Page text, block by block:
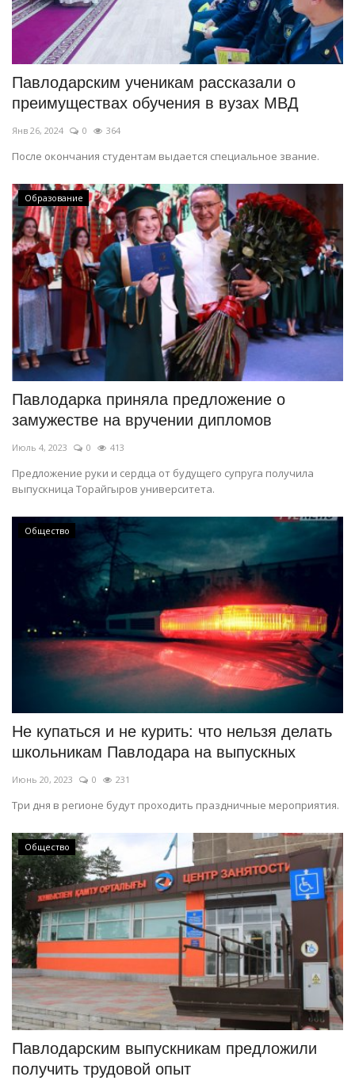
Павлодарским ученикам рассказали о
преимуществах обучения в вузах МВД
Янв 26, 2024 0 364
После окончания студентам выдается специальное звание.
Образование
Павлодарка приняла предложение о
замужестве на вручении дипломов
Июль 4, 2023 0 413
Предложение руки и сердца от будущего супруга получила
выпускница Торайгыров университета.
Общество
Не купаться и не курить: что нельзя делать
школьникам Павлодара на выпускных
Июнь 20, 2023 0 231
Три дня в регионе будут проходить праздничные мероприятия.
Общество
Павлодарским выпускникам предложили
получить трудовой опыт